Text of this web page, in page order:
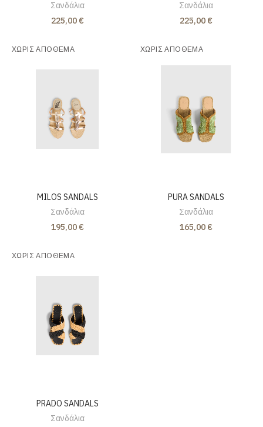
Σανδάλια
225,00 €
Σανδάλια
225,00 €
ΧΩΡΊΣ ΑΠΌΘΕΜΑ
MILOS SANDALS
Σανδάλια
195,00 €
ΧΩΡΊΣ ΑΠΌΘΕΜΑ
PURA SANDALS
Σανδάλια
165,00 €
ΧΩΡΊΣ ΑΠΌΘΕΜΑ
PRADO SANDALS
Σανδάλια